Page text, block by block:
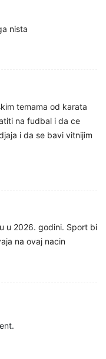
nista
temama od karata
na fudbal i da ce
i da se bavi vitnijim
u 2026. godini. Sport bi
na ovaj nacin